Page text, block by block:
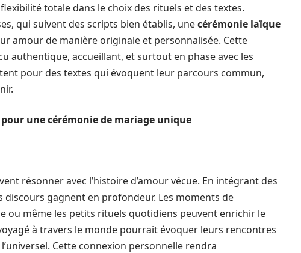
totale dans le choix des rituels et des textes.
qui suivent des scripts bien établis, unecérémonie laïque
amour de manière originale et personnalisée. Cette
authentique, accueillant, et surtout en phase avec les
pour des textes qui évoquent leur parcours commun,
une cérémonie de mariage unique
résonner avec l’histoire d’amour vécue. En intégrant des
gagnent en profondeur. Les moments de
ou même les petits rituels quotidiens peuvent enrichir le
à travers le monde pourrait évoquer leurs rencontres
Cette connexion personnelle rendra